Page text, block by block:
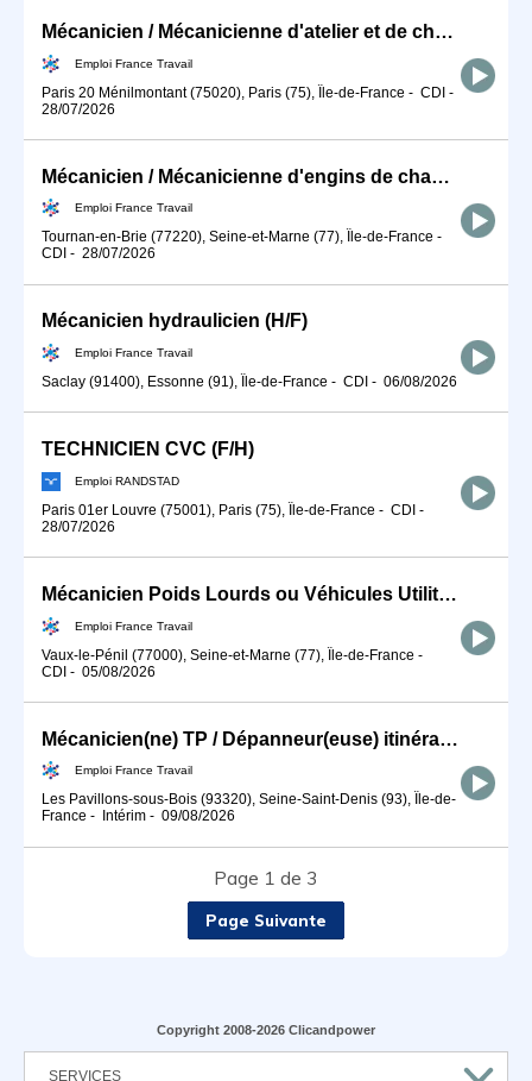
Mécanicien / Mécanicienne d'atelier et de chantier en matériels (H/F)
Emploi France Travail
Paris 20 Ménilmontant (75020), Paris (75), Île-de-France - CDI -
28/07/2026
Mécanicien / Mécanicienne d'engins de chantier et de travaux publ (H/F)
Emploi France Travail
Tournan-en-Brie (77220), Seine-et-Marne (77), Île-de-France -
CDI - 28/07/2026
Mécanicien hydraulicien (H/F)
Emploi France Travail
Saclay (91400), Essonne (91), Île-de-France - CDI - 06/08/2026
TECHNICIEN CVC (F/H)
Emploi RANDSTAD
Paris 01er Louvre (75001), Paris (75), Île-de-France - CDI -
28/07/2026
Mécanicien Poids Lourds ou Véhicules Utilitaires (H/F)
Emploi France Travail
Vaux-le-Pénil (77000), Seine-et-Marne (77), Île-de-France -
CDI - 05/08/2026
Mécanicien(ne) TP / Dépanneur(euse) itinérant(e) (H/F)
Emploi France Travail
Les Pavillons-sous-Bois (93320), Seine-Saint-Denis (93), Île-de-
France - Intérim - 09/08/2026
Page 1 de 3
Page Suivante
Copyright 2008-2026 Clicandpower
SERVICES